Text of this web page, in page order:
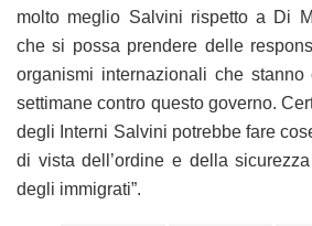
molto meglio Salvini rispetto a Di
che si possa prendere delle
organismi internazionali che stanno
settimane contro questo governo.
degli Interni Salvini potrebbe fare
di vista dell’ordine e della
degli immigrati”.